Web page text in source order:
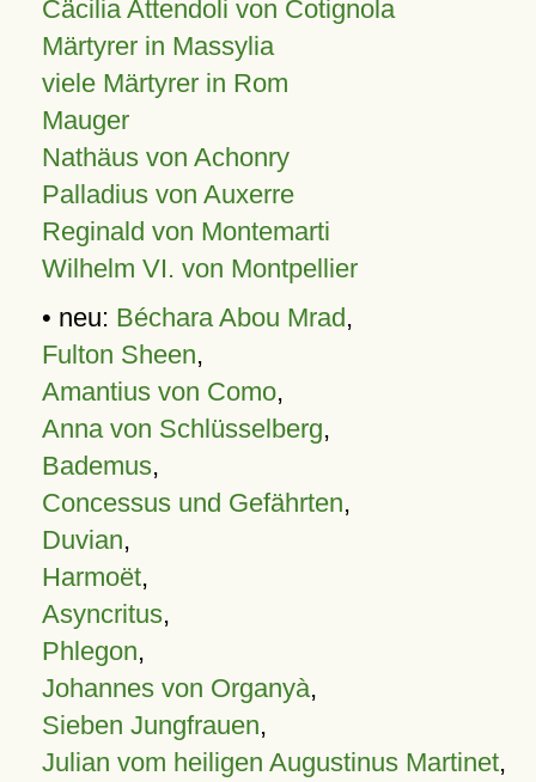
Cäcilia Attendoli von Cotignola
Märtyrer in Massylia
viele Märtyrer in Rom
Mauger
Nathäus von Achonry
Palladius von Auxerre
Reginald von Montemarti
Wilhelm VI. von Montpellier
• neu: Béchara Abou Mrad,
Fulton Sheen,
Amantius von Como,
Anna von Schlüsselberg,
Bademus,
Concessus und Gefährten,
Duvian,
Harmoët,
Asyncritus,
Phlegon,
Johannes von Organyà,
Sieben Jungfrauen,
Julian vom heiligen Augustinus Martinet,